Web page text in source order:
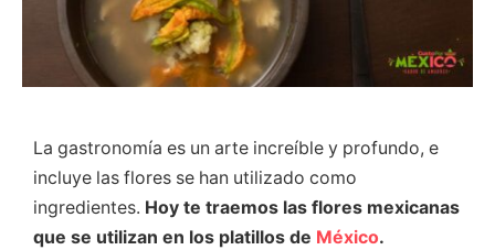
La gastronomía es un arte increíble y profundo, e
incluye las flores se han utilizado como
ingredientes. Hoy te traemos las flores mexicanas
que se utilizan en los platillos de México.